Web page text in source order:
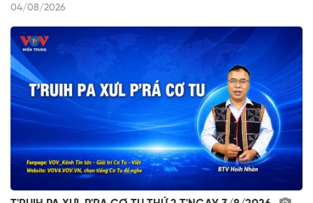
04/08/2026